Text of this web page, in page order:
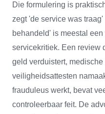
Die formulering is
zegt 'de service was
behandeld' is meestal
servicekritiek. Een review
geld verduistert,
veiligheidsattesten
frauduleus werkt, bevat
controleerbaar feit. De